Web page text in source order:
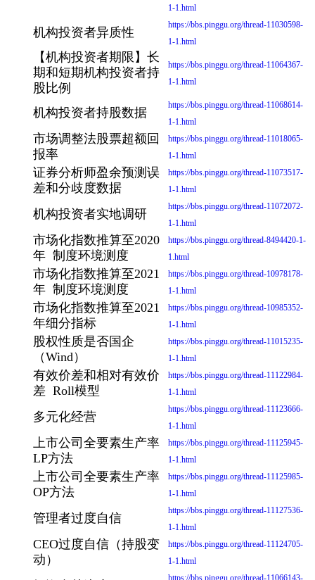
1-1.html
机构投资者异质性
https://bbs.pinggu.org/thread-11030598-
1-1.html
【机构投资者期限】长
期和短期机构投资者持
股比例
https://bbs.pinggu.org/thread-11064367-
1-1.html
机构投资者持股数据
https://bbs.pinggu.org/thread-11068614-
1-1.html
市场调整法股票超额回
报率
https://bbs.pinggu.org/thread-11018065-
1-1.html
证券分析师盈余预测误
差和分歧度数据
https://bbs.pinggu.org/thread-11073517-
1-1.html
机构投资者实地调研
https://bbs.pinggu.org/thread-11072072-
1-1.html
市场化指数推算至2020
年 制度环境测度
https://bbs.pinggu.org/thread-8494420-1-
1.html
市场化指数推算至2021
年 制度环境测度
https://bbs.pinggu.org/thread-10978178-
1-1.html
市场化指数推算至2021
年细分指标
https://bbs.pinggu.org/thread-10985352-
1-1.html
股权性质是否国企
（Wind）
https://bbs.pinggu.org/thread-11015235-
1-1.html
有效价差和相对有效价
差 Roll模型
https://bbs.pinggu.org/thread-11122984-
1-1.html
多元化经营
https://bbs.pinggu.org/thread-11123666-
1-1.html
上市公司全要素生产率
LP方法
https://bbs.pinggu.org/thread-11125945-
1-1.html
上市公司全要素生产率
OP方法
https://bbs.pinggu.org/thread-11125985-
1-1.html
管理者过度自信
https://bbs.pinggu.org/thread-11127536-
1-1.html
CEO过度自信（持股变
动）
https://bbs.pinggu.org/thread-11124705-
1-1.html
https://bbs.pinggu.org/thread-11066143-